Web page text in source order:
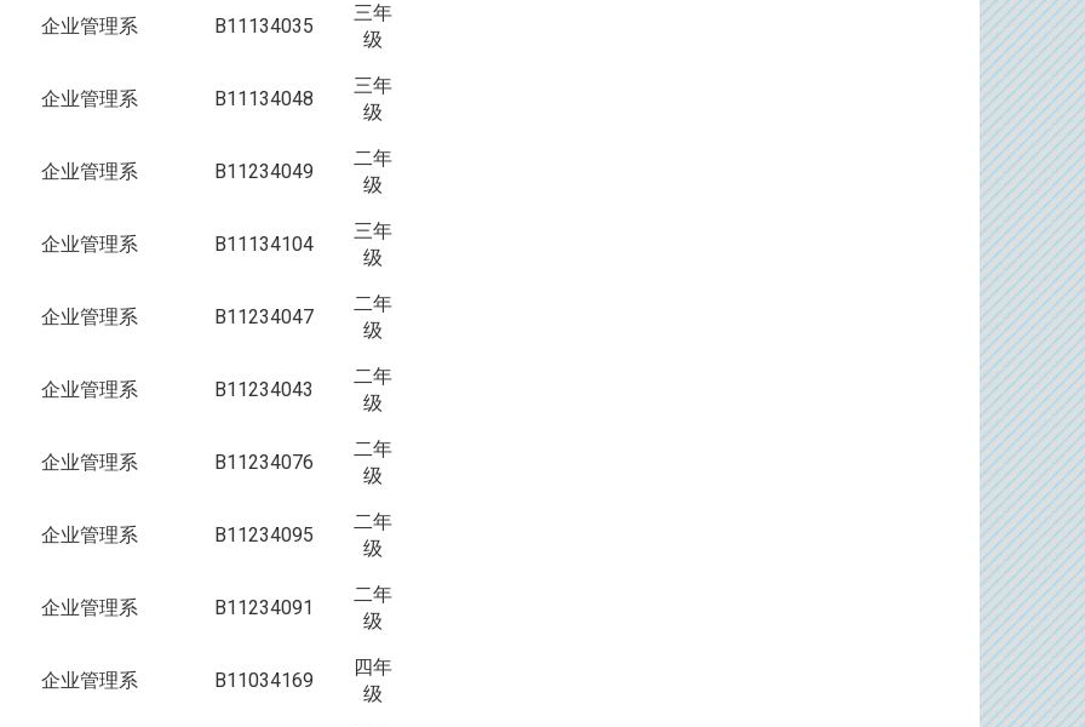
企业管理系 B11134035
三年
级
企业管理系 B11134048
三年
级
企业管理系 B11234049
二年
级
企业管理系 B11134104
三年
级
企业管理系 B11234047
二年
级
企业管理系 B11234043
二年
级
企业管理系 B11234076
二年
级
企业管理系 B11234095
二年
级
企业管理系 B11234091
二年
级
企业管理系 B11034169
四年
级